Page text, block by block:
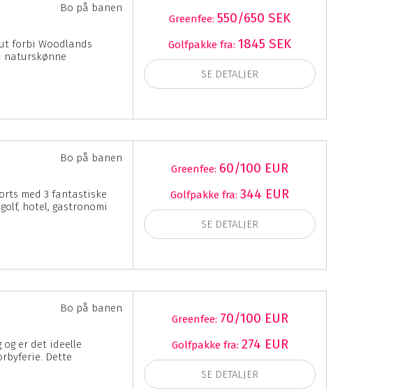
Bo på banen
forbi Woodlands
naturskønne
Greenfee: 550/650 SEK
Golfpakke fra: 1845 SEK
SE DETALJER
Bo på banen
med 3 fantastiske
hotel, gastronomi
Greenfee: 60/100 EUR
Golfpakke fra: 344 EUR
SE DETALJER
Bo på banen
og er det ideelle
Dette
Greenfee: 70/100 EUR
Golfpakke fra: 274 EUR
SE DETALJER